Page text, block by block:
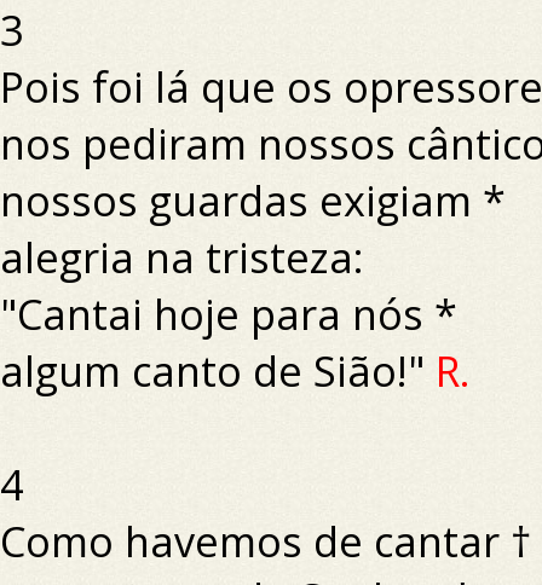
3
Pois foi lá que os
nos pediram nossos
nossos guardas exigiam *
alegria na tristeza:
"Cantai hoje para nós *
algum canto de Sião!" R.
4
Como havemos de cantar †